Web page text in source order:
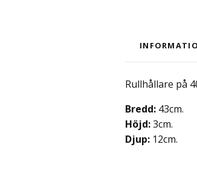
Rullhållare på
Bredd: 43cm.
Höjd:3cm.
Djup: 12cm.